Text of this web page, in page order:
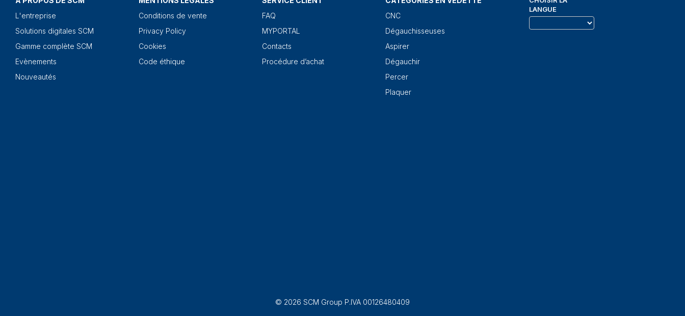
L'entreprise
Solutions digitales SCM
Gamme complète SCM
Evènements
Nouveautés
Conditions de vente
Privacy Policy
Cookies
Code éthique
FAQ
MYPORTAL
Contacts
Procédure d’achat
CNC
Dégauchisseuses
Aspirer
Dégauchir
Percer
Plaquer
LANGUE
© 2026 SCM Group P.IVA 00126480409